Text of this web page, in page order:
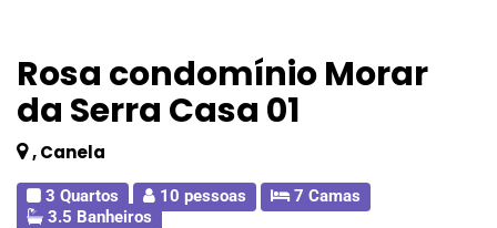
Rosa condomínio Morar
da Serra Casa 01
, Canela
3 Quartos 10 pessoas
7 Camas
3.5 Banheiros